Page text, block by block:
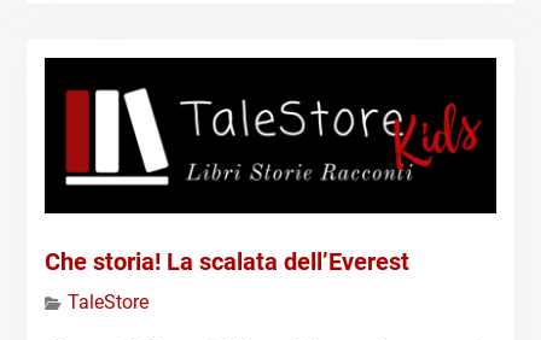
Che storia! La scalata dell’Everest
TaleStore